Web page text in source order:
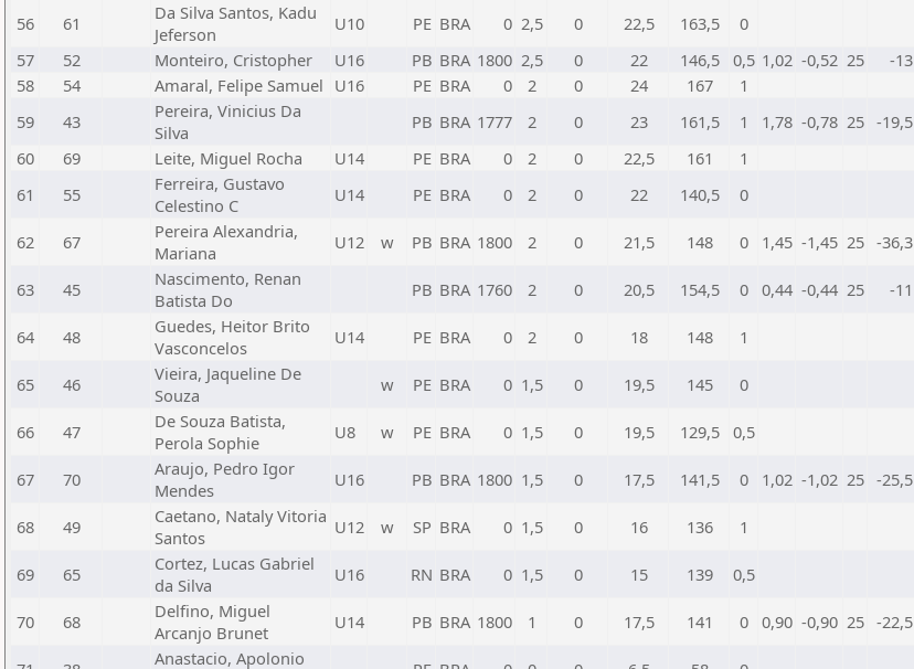
56 61
Da Silva Santos, Kadu
Jeferson
U10 PE BRA 0 2,5 0 22,5 163,5
0
57
52 Monteiro, Cristopher U16 PB BRA 1800 2,5 0 22 146,5 0,5 1,02 -0,52 25
-13
58
54 Amaral, Felipe Samuel U16 PE BRA 0 2 0 24 167
1
59
43
Pereira, Vinicius Da
Silva
PB BRA 1777 2 0 23 161,5 1 1,78 -0,78 25 -19,5
60
69 Leite, Miguel Rocha U14 PE BRA 0 2 0 22,5 161
1
61
55
Ferreira, Gustavo
Celestino C
U14 PE BRA 0 2 0 22 140,5 0
62 67
Pereira Alexandria,
Mariana
U12 w PB BRA 1800 2 0 21,5 148 0 1,45 -1,45 25 -36,3
63 45
Nascimento, Renan
Batista Do
PB BRA 1760 2 0 20,5 154,5 0 0,44 -0,44 25 -11
64 48
Guedes, Heitor Brito
Vasconcelos
U14 PE BRA 0 2 0 18 148 1
65 46
Vieira, Jaqueline De
Souza
w PE BRA 0 1,5 0 19,5 145 0
66 47
De Souza Batista,
Perola Sophie
U8 w PE BRA 0 1,5 0 19,5 129,5 0,5
67 70
Araujo, Pedro Igor
Mendes
U16 PB BRA 1800 1,5 0 17,5 141,5 0 1,02 -1,02 25 -25,5
68 49
Caetano, Nataly Vitoria
Santos
U12 w SP BRA 0 1,5 0 16 136 1
69 65
Cortez, Lucas Gabriel
da Silva
U16 RN BRA 0 1,5 0 15 139 0,5
70 68
Delfino, Miguel
Arcanjo Brunet
U14 PB BRA 1800 1 0 17,5 141 0 0,90 -0,90 25 -22,5
Anastacio, Apolonio